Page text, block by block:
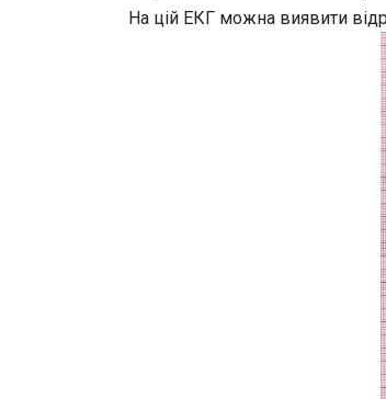
На цій ЕКГ можна виявити